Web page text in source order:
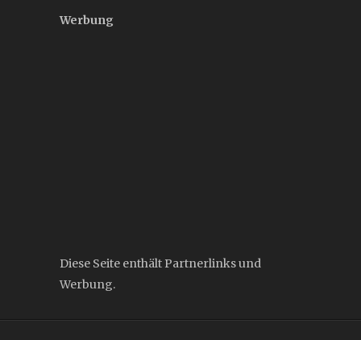
Werbung
Diese Seite enthält Partnerlinks und
Werbung.